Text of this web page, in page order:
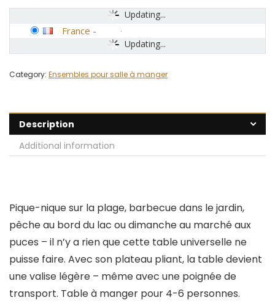
Updating...
Updating...
France -
Category: Ensembles pour salle à manger
Description
Additional information
Pique-nique sur la plage, barbecue dans le jardin,
pêche au bord du lac ou dimanche au marché aux
puces – il n’y a rien que cette table universelle ne
puisse faire. Avec son plateau pliant, la table devient
une valise légère – même avec une poignée de
transport. Table à manger pour 4-6 personnes.